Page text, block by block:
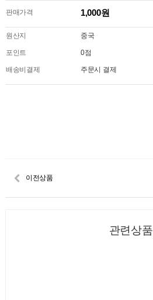
판매가격 1,000원
원산지 중국
포인트 0점
배송비결제 주문시 결제
이전상품
관련상품